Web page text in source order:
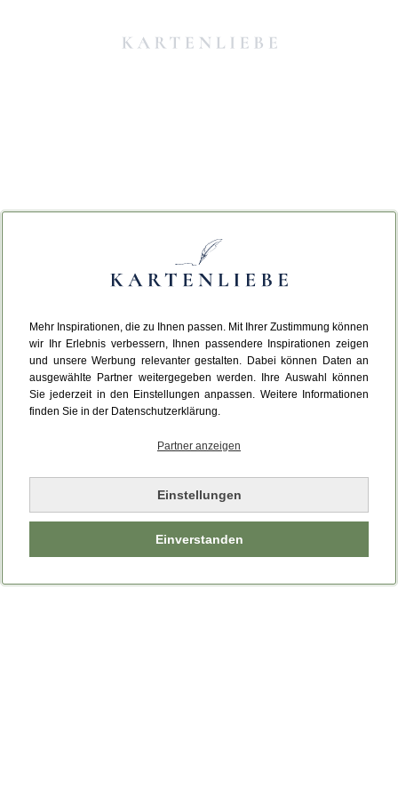
Mehr Inspirationen, die zu Ihnen passen. Mit Ihrer Zustimmung können
wir Ihr Erlebnis verbessern, Ihnen passendere Inspirationen zeigen
und unsere Werbung relevanter gestalten. Dabei können Daten an
ausgewählte Partner weitergegeben werden. Ihre Auswahl können
Sie jederzeit in den Einstellungen anpassen. Weitere Informationen
finden Sie in der Datenschutzerklärung.
Partner anzeigen
Einstellungen
Einverstanden
Da ist etwas schiefgelaufen.
Leider ist ein technischer Fehler aufgetreten.
Bitte laden Sie die Seite neu.